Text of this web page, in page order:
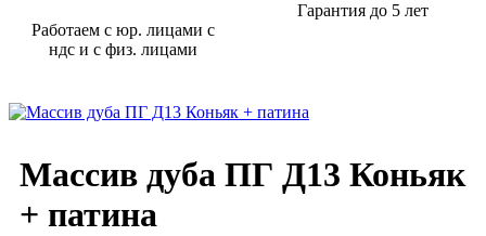
Работаем с юр. лицами с
ндс и с физ. лицами
Гарантия до 5 лет
Массив дуба ПГ Д13 Коньяк
+ патина